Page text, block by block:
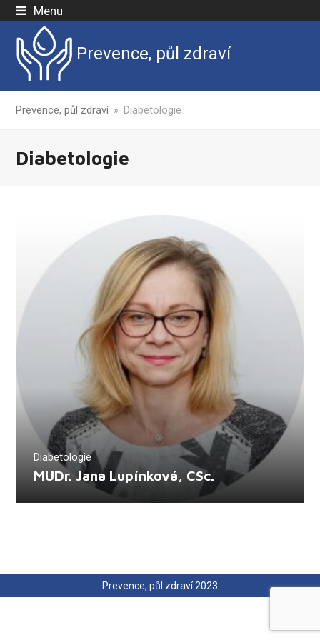
Menu
Prevence, půl zdraví
Prevence, půl zdraví » Diabetologie
Diabetologie
Diabetologie
MUDr. Jana Lupínková, CSc.
Prevence, půl zdraví 2023